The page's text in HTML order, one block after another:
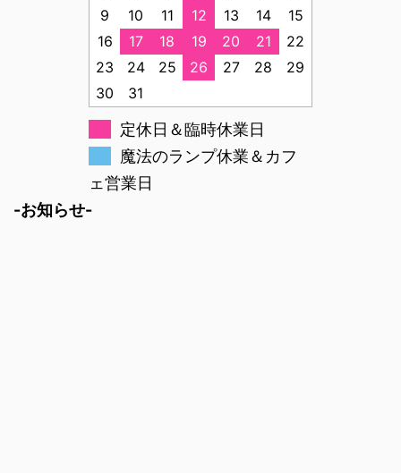
9
10 11 12 13 14
15
16
17 18 19 20 21
22
23
24 25 26 27 28
29
30
31
定休日＆臨時休業日
魔法のランプ休業＆カフ
ェ営業日
-お知らせ-